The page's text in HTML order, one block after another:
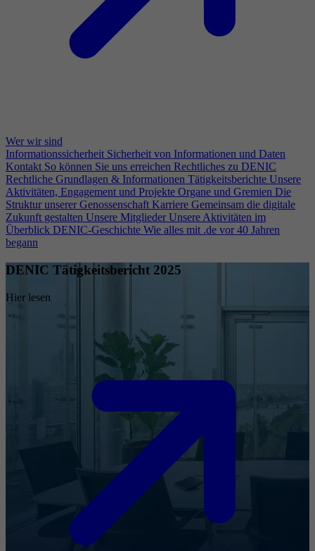
Wer wir sind
Informationssicherheit Sicherheit von Informationen und Daten
Kontakt So können Sie uns erreichen Rechtliches zu DENIC
Rechtliche Grundlagen & Informationen Tätigkeitsberichte Unsere
Aktivitäten, Engagement und Projekte Organe und Gremien Die
Struktur unserer Genossenschaft Karriere Gemeinsam die digitale
Zukunft gestalten Unsere Mitglieder Unsere Aktivitäten im
Überblick DENIC-Geschichte Wie alles mit .de vor 40 Jahren
begann
DENIC Tätigkeitsbericht 2025
Hier lesen